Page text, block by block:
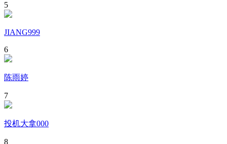
5
JIANG999
6
陈雨婷
7
投机大拿000
8